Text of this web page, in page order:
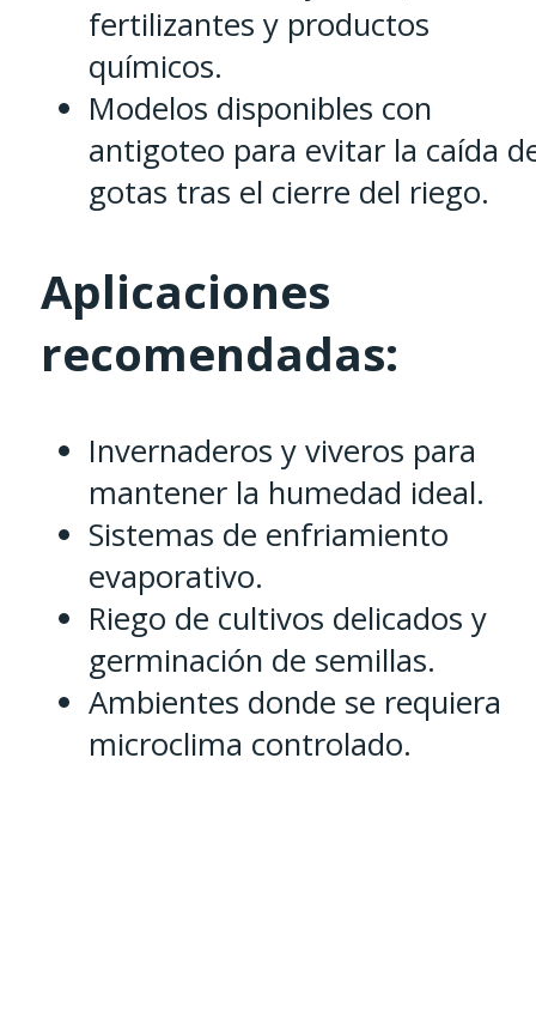
fertilizantes y productos
químicos.
Modelos disponibles con
antigoteo para evitar la caída
gotas tras el cierre del riego.
Aplicaciones
recomendadas:
Invernaderos y viveros para
mantener la humedad ideal.
Sistemas de enfriamiento
evaporativo.
Riego de cultivos delicados y
germinación de semillas.
Ambientes donde se requiera
microclima controlado.